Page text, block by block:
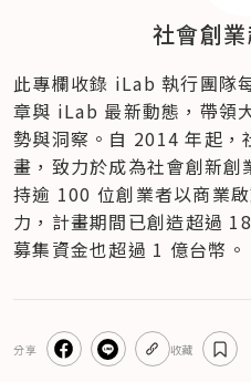
社會創
此專欄收錄 iLab 執行團隊
章與 iLab 最新動態，帶領
勢與洞察。自 2014 年起
畫，致力於成為社會創新創
持逾 100 位創業者以商業
力，計畫期間已創造超過
募集資金也超過 1 億台幣。
分享 收藏